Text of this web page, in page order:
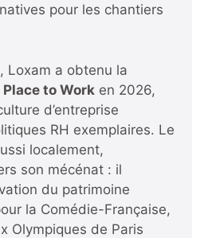
pour les chantiers
Loxam a obtenu la
Place to Work en 2026,
d’entreprise
RH exemplaires. Le
localement,
son mécénat : il
du patrimoine
la Comédie-Française,
Olympiques de Paris